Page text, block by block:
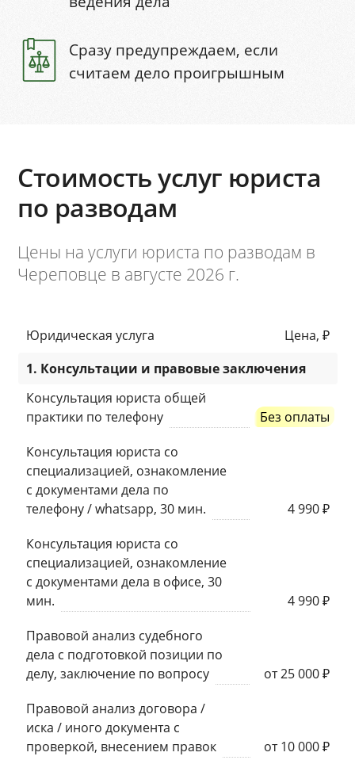
Сразу предупреждаем, если
считаем дело проигрышным
Стоимость услуг юриста
по разводам
Цены на услуги юриста по разводам в
Череповце в августе 2026 г.
Юридическая услуга
Цена, ₽
1. Консультации и правовые заключения
Консультация юриста общей
практики по телефону
Без оплаты
Консультация юриста со
специализацией, ознакомление
с документами дела по
телефону / whatsapp, 30 мин.
4 990 ₽
Консультация юриста со
специализацией, ознакомление
с документами дела в офисе, 30
мин.
4 990 ₽
Правовой анализ судебного
дела с подготовкой позиции по
делу, заключение по вопросу
от 25 000 ₽
Правовой анализ договора /
иска / иного документа с
проверкой, внесением правок
от 10 000 ₽